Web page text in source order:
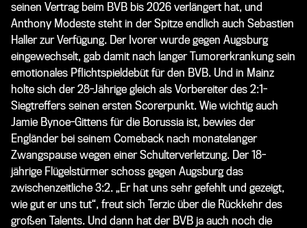
seinen Vertrag beim BVB bis 2026 verlängert hat, und
Anthony Modeste steht in der Spitze endlich auch Sebastien
Haller zur Verfügung. Der Ivorer wurde gegen Augsburg
eingewechselt, gab damit nach langer Tumorerkrankung sein
emotionales Pflichtspieldebüt für den BVB. Und in Mainz
holte sich der 28-Jährige gleich als Vorbereiter des 2:1-
Siegtreffers seinen ersten Scorerpunkt. Wie wichtig auch
Jamie Bynoe-Gittens für die Borussia ist, bewies der
Engländer bei seinem Comeback nach monatelanger
Zwangspause wegen einer Schulterverletzung. Der 18-
jährige Flügelstürmer schoss gegen Augsburg das
zwischenzeitliche 3:2. „Er hat uns sehr gefehlt und gezeigt,
wie gut er uns tut“, freut sich Terzic über die Rückkehr des
großen Talents. Und dann hat der BVB ja auch noch die